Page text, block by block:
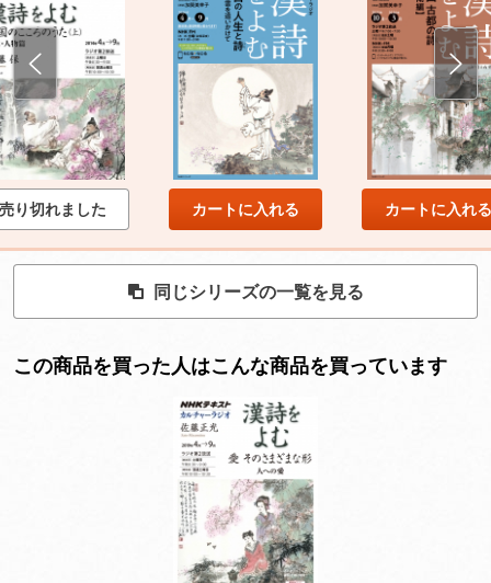
売り切れました カートに入れる カートに入れる
同じシリーズの一覧を見る
この商品を買った人はこんな商品を買っています